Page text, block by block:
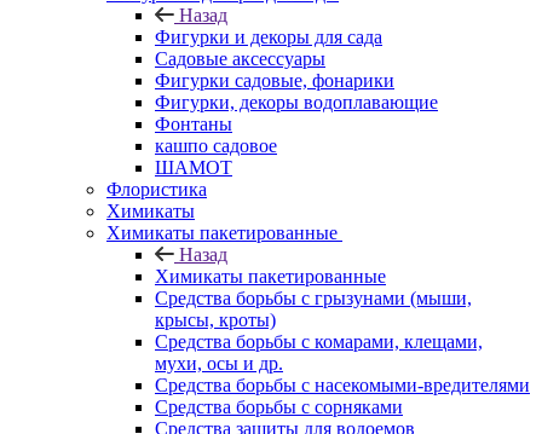
Назад
Фигурки и декоры для сада
Садовые аксессуары
Фигурки садовые, фонарики
Фигурки, декоры водоплавающие
Фонтаны
кашпо садовое
ШАМОТ
Флористика
Химикаты
Химикаты пакетированные
Назад
Химикаты пакетированные
Средства борьбы с грызунами (мыши,
крысы, кроты)
Средства борьбы с комарами, клещами,
мухи, осы и др.
Средства борьбы с насекомыми-вредителями
Средства борьбы с сорняками
Средства защиты для водоемов